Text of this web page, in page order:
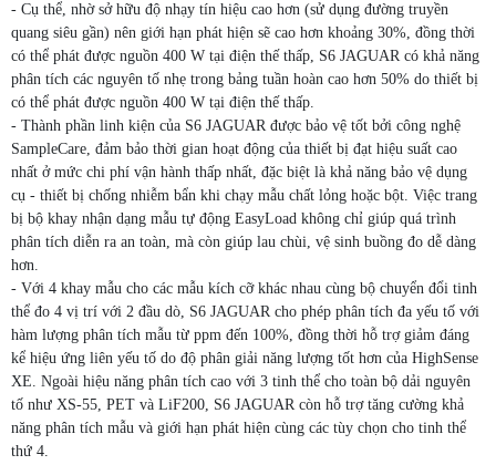
- Cụ thể, nhờ sở hữu độ nhạy tín hiệu cao hơn (sử dụng đường truyền
quang siêu gần) nên giới hạn phát hiện sẽ cao hơn khoảng 30%, đồng thời
có thể phát được nguồn 400 W tại điện thế thấp, S6 JAGUAR có khả năng
phân tích các nguyên tố nhẹ trong bảng tuần hoàn cao hơn 50% do thiết bị
có thể phát được nguồn 400 W tại điện thế thấp.
- Thành phần linh kiện của S6 JAGUAR được bảo vệ tốt bởi công nghệ
SampleCare, đảm bảo thời gian hoạt động của thiết bị đạt hiệu suất cao
nhất ở mức chi phí vận hành thấp nhất, đặc biệt là khả năng bảo vệ dụng
cụ - thiết bị chống nhiễm bẩn khi chạy mẫu chất lỏng hoặc bột. Việc trang
bị bộ khay nhận dạng mẫu tự động EasyLoad không chỉ giúp quá trình
phân tích diễn ra an toàn, mà còn giúp lau chùi, vệ sinh buồng đo dễ dàng
hơn.
- Với 4 khay mẫu cho các mẫu kích cỡ khác nhau cùng bộ chuyển đổi tinh
thể đo 4 vị trí với 2 đầu dò, S6 JAGUAR cho phép phân tích đa yếu tố với
hàm lượng phân tích mẫu từ ppm đến 100%, đồng thời hỗ trợ giảm đáng
kể hiệu ứng liên yếu tố do độ phân giải năng lượng tốt hơn của HighSense
XE. Ngoài hiệu năng phân tích cao với 3 tinh thể cho toàn bộ dải nguyên
tố như XS-55, PET và LiF200, S6 JAGUAR còn hỗ trợ tăng cường khả
năng phân tích mẫu và giới hạn phát hiện cùng các tùy chọn cho tinh thể
thứ 4.